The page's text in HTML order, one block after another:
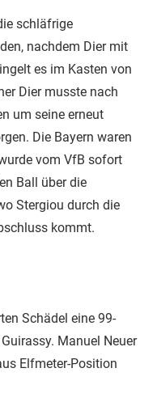
schläfrige
nachdem Dier mit
es im Kasten von
Dier musste nach
um seine erneut
Die Bayern waren
vom VfB sofort
Ball über die
Stergiou durch die
kommt.
Schädel eine 99-
Manuel Neuer
Elfmeter-Position